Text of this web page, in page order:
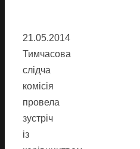
21.05.2014
Тимчасова
слідча
комісія
провела
зустріч
із